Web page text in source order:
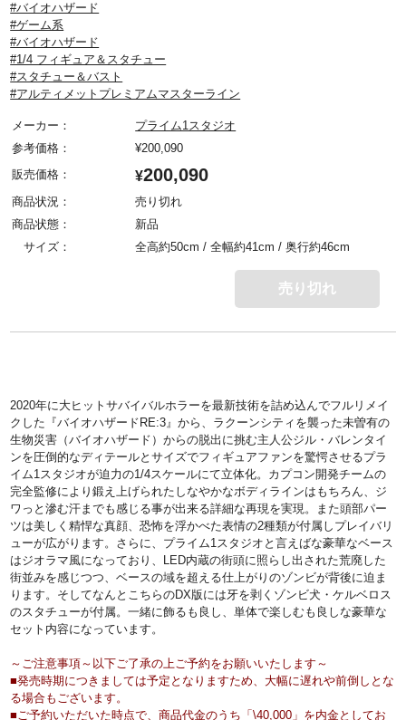
#バイオハザード
#ゲーム系
#バイオハザード
#1/4 フィギュア＆スタチュー
#スタチュー＆バスト
#アルティメットプレミアムマスターライン
メーカー：
プライム1スタジオ
参考価格：
¥200,090
販売価格：
¥200,090
商品状況：
売り切れ
商品状態：
新品
サイズ：
全高約50cm / 全幅約41cm / 奥行約46cm
売り切れ
2020年に大ヒットサバイバルホラーを最新技術を詰め込んでフルリメイ
クした『バイオハザードRE:3』から、ラクーンシティを襲った未曽有の
生物災害（バイオハザード）からの脱出に挑む主人公ジル・バレンタイ
ンを圧倒的なディテールとサイズでフィギュアファンを驚愕させるプラ
イム1スタジオが迫力の1/4スケールにて立体化。カプコン開発チームの
完全監修により鍛え上げられたしなやかなボディラインはもちろん、ジ
ワっと滲む汗までも感じる事が出来る詳細な再現を実現。また頭部パー
ツは美しく精悍な真顔、恐怖を浮かべた表情の2種類が付属しプレイバリ
ューが広がります。さらに、プライム1スタジオと言えばな豪華なベース
はジオラマ風になっており、LED内蔵の街頭に照らし出された荒廃した
街並みを感じつつ、ベースの域を超える仕上がりのゾンビが背後に迫ま
ります。そしてなんとこちらのDX版には牙を剥くゾンビ犬・ケルベロス
のスタチューが付属。一緒に飾るも良し、単体で楽しむも良しな豪華な
セット内容になっています。
～ご注意事項～以下ご了承の上ご予約をお願いいたします～
■発売時期につきましては予定となりますため、大幅に遅れや前倒しとな
る場合もございます。
■ご予約いただいた時点で、商品代金のうち「\40,000」を内金としてお